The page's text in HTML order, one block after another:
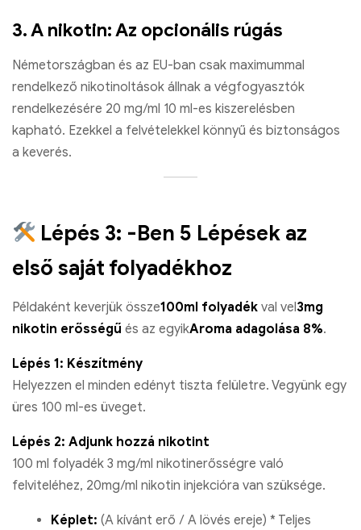
3. A nikotin: Az opcionális rúgás
Németországban és az EU-ban csak maximummal
rendelkező nikotinoltások állnak a végfogyasztók
rendelkezésére 20 mg/ml 10 ml-es kiszerelésben
kapható. Ezekkel a felvételekkel könnyű és biztonságos
a keverés.
Lépés 3: -Ben 5 Lépések az
első saját folyadékhoz
Példaként keverjük össze100ml folyadék val vel3mg
nikotin erősségű és az egyikAroma adagolása 8%.
Lépés 1: Készítmény
Helyezzen el minden edényt tiszta felületre. Vegyünk egy
üres 100 ml-es üveget.
Lépés 2: Adjunk hozzá nikotint
100 ml folyadék 3 mg/ml nikotinerősségre való
felviteléhez, 20mg/ml nikotin injekcióra van szüksége.
Képlet: (A kívánt erő / A lövés ereje) * Teljes